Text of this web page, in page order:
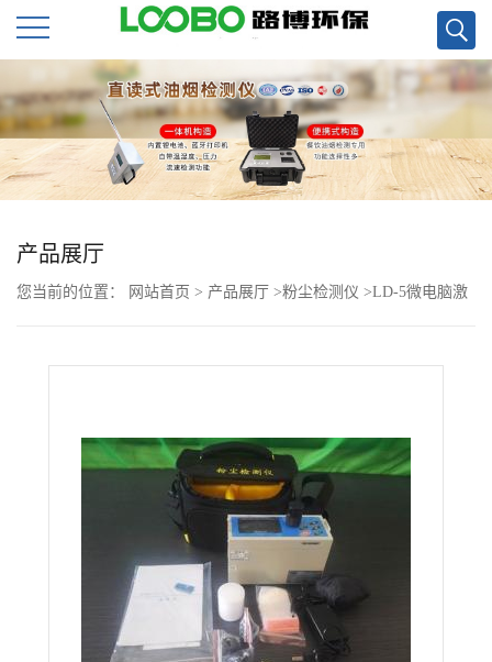
公
司
首
页
公
产品展厅
您当前的位置： 网站首页 > 产品展厅 >粉尘检测仪 >LD-5微电脑激